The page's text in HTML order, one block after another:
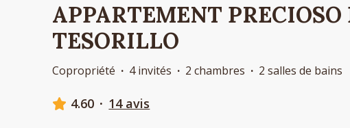
APPARTEMENT PRECIOSO
TESORILLO
Copropriété · 4 invités · 2 chambres · 2 salles de bains
4.60 · 14 avis